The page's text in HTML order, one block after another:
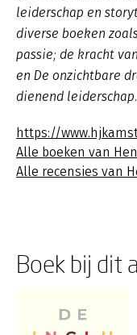
leiderschap en
diverse boeken
passie; de kracht
en De onzichtbare
dienend leiderschap.
https://
Alle boeken van
Alle recensies van
Boek bij dit